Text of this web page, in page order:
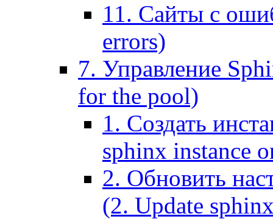
11. Сайты с
errors)
7. Управление
for the pool)
1. Создать
sphinx instance
2. Обновить
(2. Update